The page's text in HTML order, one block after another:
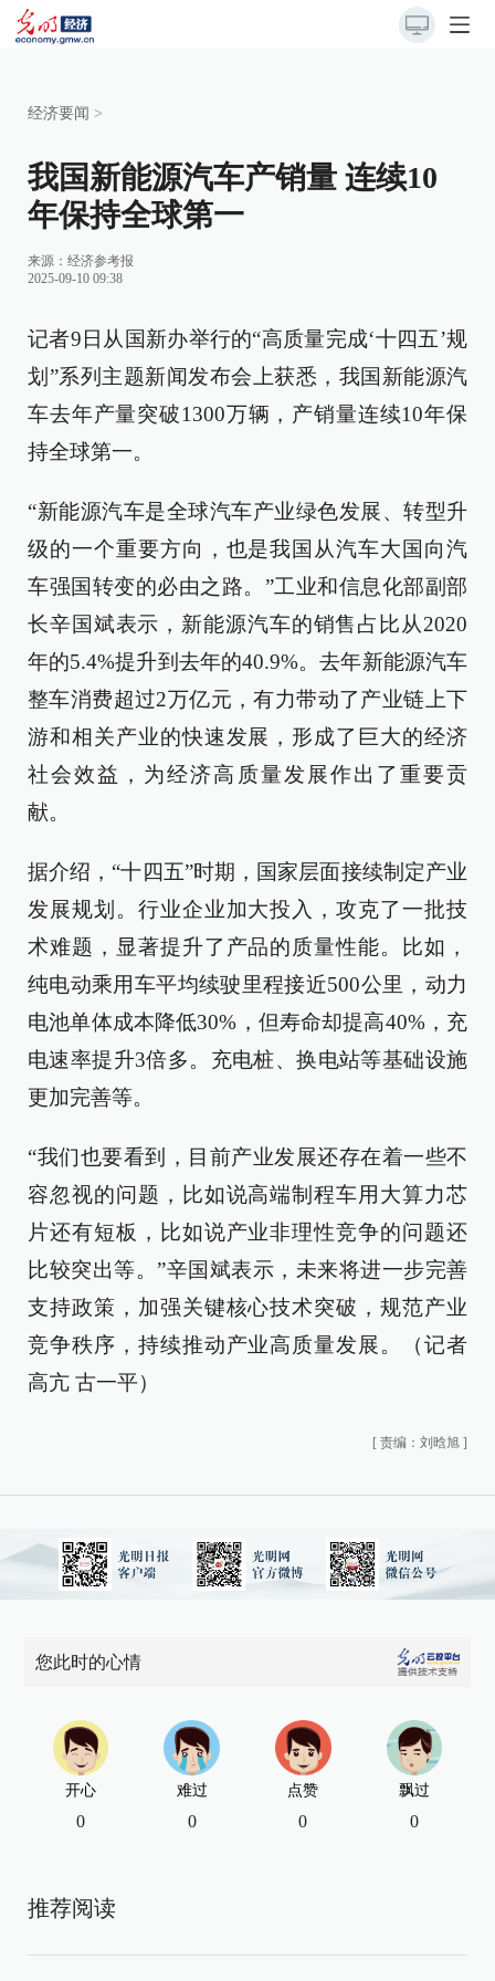
经济要闻 >
我国新能源汽车产销量 连续10
年保持全球第一
来源： 经济参考报
2025-09-10 09:38
记者9日从国新办举行的“高质量完成‘十四五’规
划”系列主题新闻发布会上获悉，我国新能源汽
车去年产量突破1300万辆，产销量连续10年保
持全球第一。
“新能源汽车是全球汽车产业绿色发展、转型升
级的一个重要方向，也是我国从汽车大国向汽
车强国转变的必由之路。”工业和信息化部副部
长辛国斌表示，新能源汽车的销售占比从2020
年的5.4%提升到去年的40.9%。去年新能源汽车
整车消费超过2万亿元，有力带动了产业链上下
游和相关产业的快速发展，形成了巨大的经济
社会效益，为经济高质量发展作出了重要贡
献。
据介绍，“十四五”时期，国家层面接续制定产业
发展规划。行业企业加大投入，攻克了一批技
术难题，显著提升了产品的质量性能。比如，
纯电动乘用车平均续驶里程接近500公里，动力
电池单体成本降低30%，但寿命却提高40%，充
电速率提升3倍多。充电桩、换电站等基础设施
更加完善等。
“我们也要看到，目前产业发展还存在着一些不
容忽视的问题，比如说高端制程车用大算力芯
片还有短板，比如说产业非理性竞争的问题还
比较突出等。”辛国斌表示，未来将进一步完善
支持政策，加强关键核心技术突破，规范产业
竞争秩序，持续推动产业高质量发展。（记者
高亢 古一平）
[ 责编：刘晗旭 ]
您此时的心情
开心
0
难过
0
点赞
0
飘过
0
推荐阅读